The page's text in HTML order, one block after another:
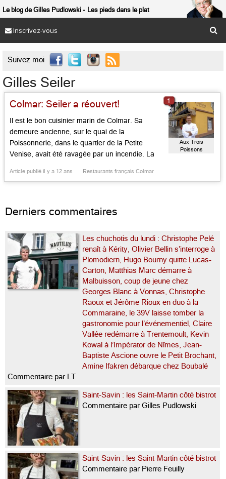
Le blog de Gilles Pudlowski Les pieds dans le plat
Inscrivez-vous
Suivez moi 
Gilles Seiler
Colmar: Seiler a réouvert!
Il est le bon cuisinier marin de Colmar. Sa
demeure ancienne, sur le quai de la
Poissonnerie, dans le quartier de la Petite
Venise, avait été ravagée par un incendie. La
jamais été si pimpante, sur un mode sobre et
Article publié il y a 12 ans Restaurants français Colmar
Aux Trois
Poissons
1
Derniers commentaires
Les chuchotis du lundi : Christophe Pelé
renaît à Kérity, Olivier Bellin s’interroge à
Plomodiern, Hugo Bourny quitte Lucas-
Carton, Matthias Marc démarre à
Malbuisson, coup de jeune chez
Georges Blanc à Vonnas, Christophe
Raoux et Jérôme Rioux en duo à la
Commaraine, le 39V laisse tomber la
gastronomie pour l’événementiel, Claire
Vallée redémarre à Trentemoult, Kevin
Kowal à l’Impérator de Nîmes, Jean-
Baptiste Ascione ouvre le Petit Brochant,
Amine Ifakren débarque chez Boubalé
Commentaire par LT
Saint-Savin : les Saint-Martin côté bistrot
Commentaire par Gilles Pudlowski
Saint-Savin : les Saint-Martin côté bistrot
Commentaire par Pierre Feuilly